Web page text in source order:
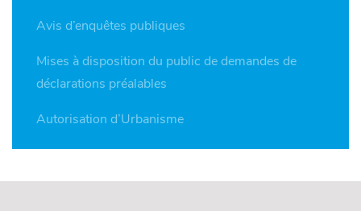
Avis d’enquêtes publiques
Mises à disposition du public de demandes de
déclarations préalables
Autorisation d’Urbanisme